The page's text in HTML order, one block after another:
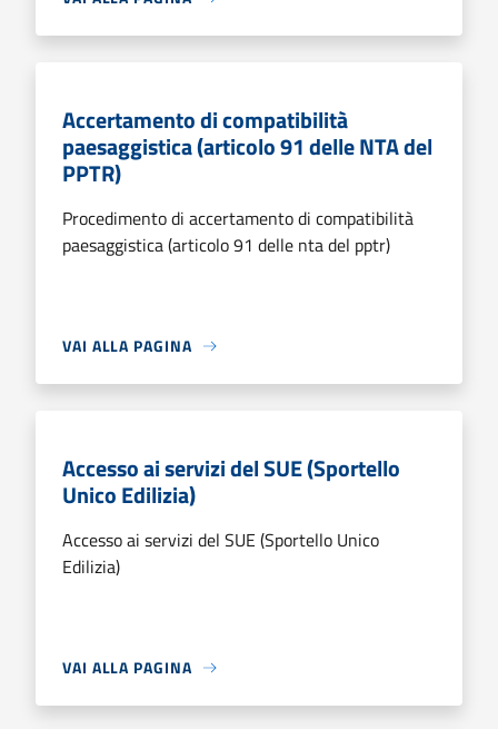
Accertamento di compatibilità
paesaggistica (articolo 91 delle NTA del
PPTR)
Procedimento di accertamento di compatibilità
paesaggistica (articolo 91 delle nta del pptr)
VAI ALLA PAGINA
Accesso ai servizi del SUE (Sportello
Unico Edilizia)
Accesso ai servizi del SUE (Sportello Unico
Edilizia)
VAI ALLA PAGINA